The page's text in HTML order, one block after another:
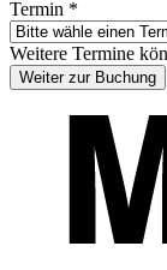
Termin *
Weitere Termine
Weiter zur Buchung